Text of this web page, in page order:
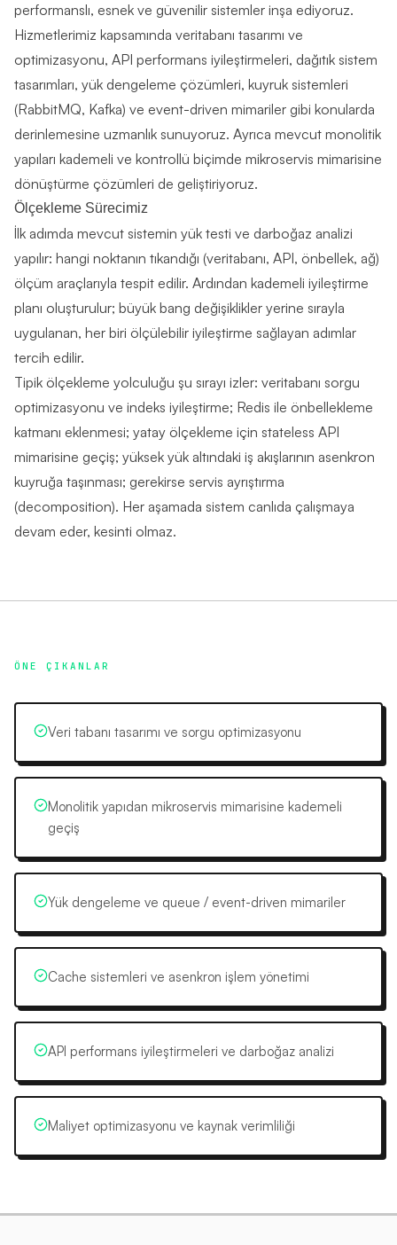
performanslı, esnek ve güvenilir sistemler inşa ediyoruz.
Hizmetlerimiz kapsamında veritabanı tasarımı ve
optimizasyonu, API performans iyileştirmeleri, dağıtık sistem
tasarımları, yük dengeleme çözümleri, kuyruk sistemleri
(RabbitMQ, Kafka) ve event-driven mimariler gibi konularda
derinlemesine uzmanlık sunuyoruz. Ayrıca mevcut monolitik
yapıları kademeli ve kontrollü biçimde mikroservis mimarisine
dönüştürme çözümleri de geliştiriyoruz.
Ölçekleme Sürecimiz
İlk adımda mevcut sistemin yük testi ve darboğaz analizi
yapılır: hangi noktanın tıkandığı (veritabanı, API, önbellek, ağ)
ölçüm araçlarıyla tespit edilir. Ardından kademeli iyileştirme
planı oluşturulur; büyük bang değişiklikler yerine sırayla
uygulanan, her biri ölçülebilir iyileştirme sağlayan adımlar
tercih edilir.
Tipik ölçekleme yolculuğu şu sırayı izler: veritabanı sorgu
optimizasyonu ve indeks iyileştirme; Redis ile önbellekleme
katmanı eklenmesi; yatay ölçekleme için stateless API
mimarisine geçiş; yüksek yük altındaki iş akışlarının asenkron
kuyruğa taşınması; gerekirse servis ayrıştırma
(decomposition). Her aşamada sistem canlıda çalışmaya
devam eder, kesinti olmaz.
ÖNE ÇIKANLAR
Veri tabanı tasarımı ve sorgu optimizasyonu
Monolitik yapıdan mikroservis mimarisine kademeli
geçiş
Yük dengeleme ve queue / event-driven mimariler
Cache sistemleri ve asenkron işlem yönetimi
API performans iyileştirmeleri ve darboğaz analizi
Maliyet optimizasyonu ve kaynak verimliliği